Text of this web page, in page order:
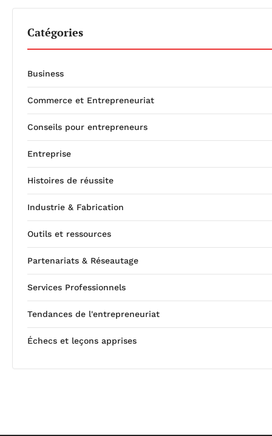
Catégories
Business
Commerce et Entrepreneuriat
Conseils pour entrepreneurs
Entreprise
Histoires de réussite
Industrie & Fabrication
Outils et ressources
Partenariats & Réseautage
Services Professionnels
Tendances de l'entrepreneuriat
Échecs et leçons apprises